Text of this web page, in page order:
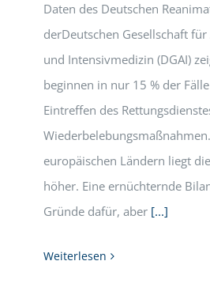
Daten des Deutschen
derDeutschen Gesellschaft
und Intensivmedizin (DGAI)
beginnen in nur 15 % der
Eintreffen des
europäischen Ländern liegt
höher. Eine ernüchternde
Gründe dafür, aber [...]
Weiterlesen